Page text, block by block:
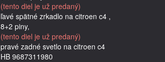
(tento diel je už predaný)
ľavé spätné zrkadlo na citroen c4 ,
8+2 piny,
(tento diel je už predaný)
pravé zadné svetlo na citroen c4
HB 9687311980